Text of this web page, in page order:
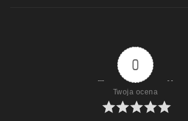
0
Twoja ocena